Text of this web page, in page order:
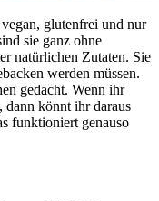
glutenfrei und nur
sie ganz ohne
natürlichen Zutaten. Sie
werden müssen.
gedacht. Wenn ihr
dann könnt ihr daraus
funktioniert genauso